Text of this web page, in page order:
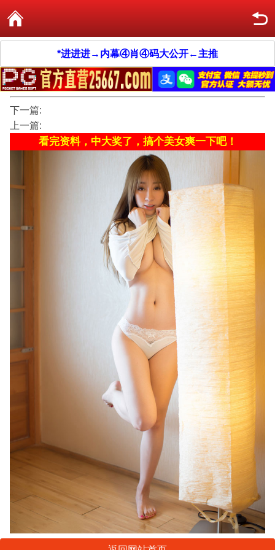
*进进进→内幕④肖④码大公开←主推
下一篇:
上一篇:
看完资料，中大奖了，搞个美女爽一下吧！